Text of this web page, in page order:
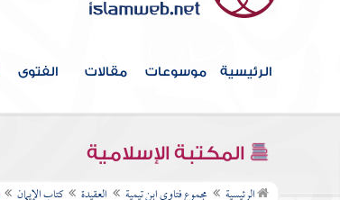
الرئيسية موسوعات مقالات الفتوى
المكتبة الإسلامية
فهرس الكتاب
العقيدة
كتاب توحيد الألوهية
كتاب توحيد الربوبية